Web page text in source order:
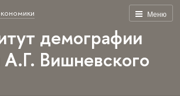
Меню
демографии
Вишневского